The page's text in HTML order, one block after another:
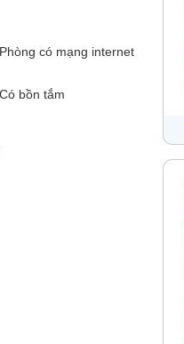
Phòng có mạng internet
Có bồn tắm